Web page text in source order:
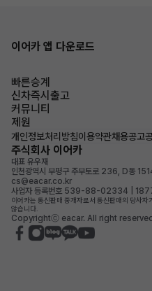
이어카 앱 다운로드
빠른승계
신차즉시출고
커뮤니티
제원
개인정보처리방침이용약관채용공고
주식회사 이어카
대표 유우재
인천광역시 부평구 주부토로 236, D동
cs@eacar.co.kr
사업자 등록번호 539-88-02334 |
이어카는 통신판매 중개자로서 통신판매의 당사
않습니다.
Copyrightⓒ eacar. All right